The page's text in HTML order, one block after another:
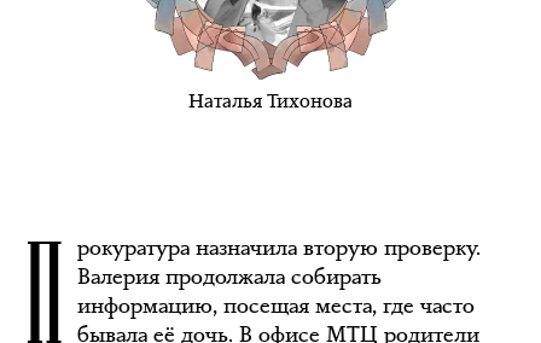
Наталья Тихонова
П рокуратура назначила вторую проверку.
Валерия продолжала собирать
информацию, посещая места, где часто
бывала её дочь. В офисе МТЦ родители